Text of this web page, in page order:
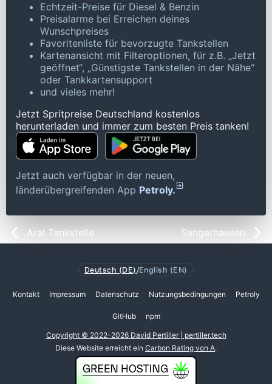
Echtzeit-Preise für Diesel & Benzin
Preisalarme bei Erreichen deines
Wunschpreises
Favoritenliste für bevorzugte Tankstellen
Kartenansicht mit Filteroptionen, für z.B. „Jetzt
geöffnet“, „Günstigste Tankstellen in der Nähe“
oder Tankkartensupport
und vieles mehr!
Jetzt Spritpreise Deutschland kostenlos
herunterladen und immer zum besten Preis tanken!
Jetzt auch verfügbar in der neuen,
länderübergreifenden App Petroly.
Aral Tankstelle Sangerhausen
Deutsch (DE) /English (EN)
Kontakt Impressum Datenschutz Nutzungsbedingungen Petroly
GitHub npm
Copyright © 2022-2026 David Pertiller | pertiller.tech
Diese Website erreicht ein Carbon Rating von A.